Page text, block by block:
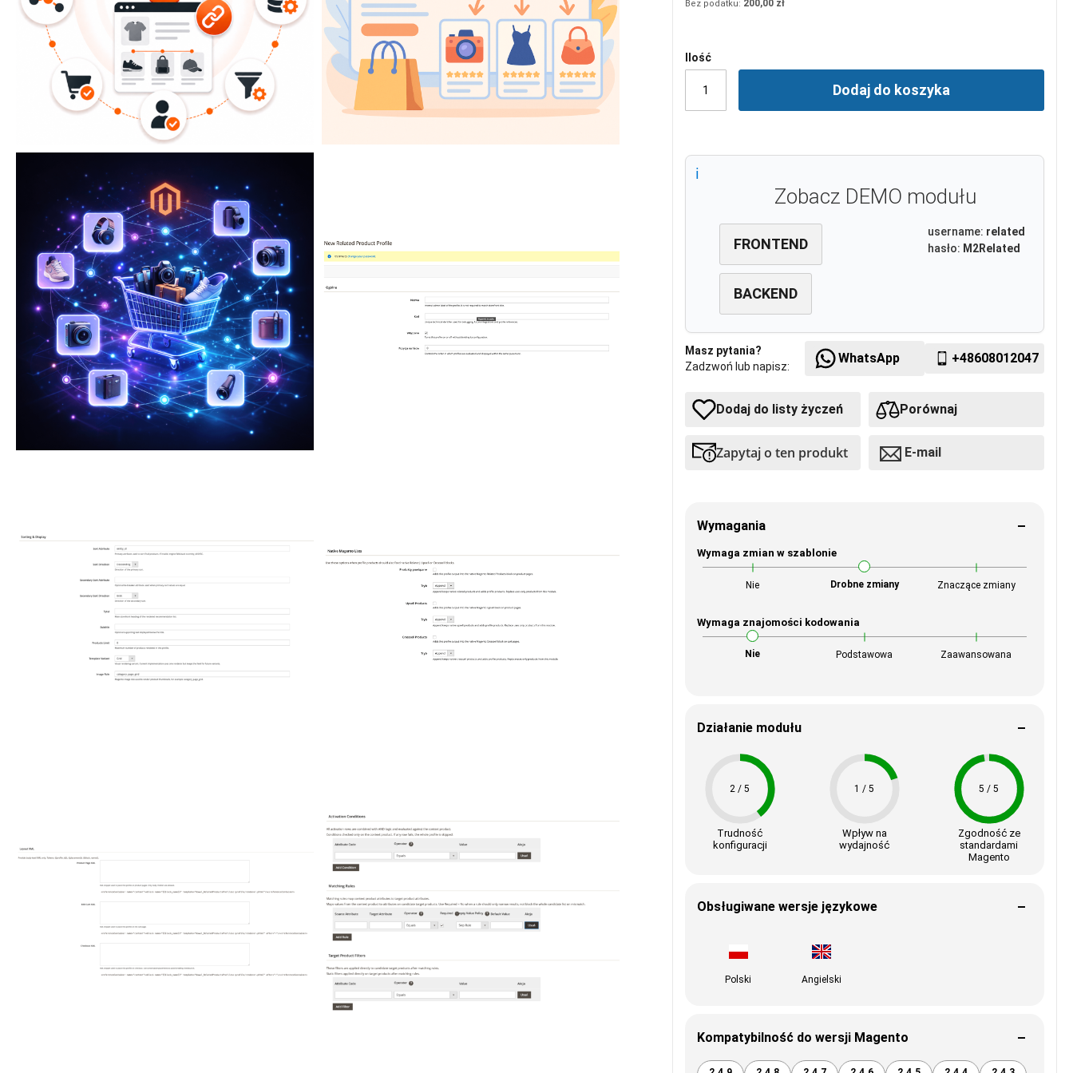
200,00 zł
Ilość
Dodaj do koszyka
Zobacz DEMO modułu
FRONTEND
BACKEND
username: related
hasło: M2Related
Masz pytania?
Zadzwoń lub napisz:
WhatsApp +48608012047
Dodaj do listy życzeń Porównaj
Zapytaj o ten produkt E-mail
Wymagania
Wymaga zmian w szablonie
Nie Drobne zmiany Znaczące zmiany
Wymaga znajomości kodowania
Nie Podstawowa Zaawansowana
Działanie modułu
2 / 5
Trudność
konfiguracji
1 / 5
Wpływ na
wydajność
5 / 5
Zgodność ze
standardami
Magento
Obsługiwane wersje językowe
Polski Angielski
Kompatybilność do wersji Magento